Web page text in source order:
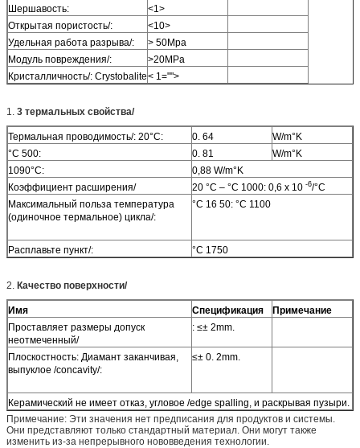
Шершавость:
<1>
Открытая пористость/:
<10>
Удельная работа разрыва/:
> 50Mpa
Модуль повреждения/:
>20MPa
Кристалличность/: Crystobalite< 1="">
1. 3 термальных свойства/
Термальная проводимость/: 20°C: 0. 64
W/m°K
°C 500:
0. 81
W/m°K
1090°C:
0,88 W/m°K
Коэффициент расширения/
20 °C – °C 1000: 0,6 x 10 -6/°C
Максимальный польза температура
(одиночное термальное) цикла/:
°C 16 50: °C 1100
Расплавьте пункт/: °C 1750
2. Качество поверхности/
Имя Спецификация
Примечание
Проставляет размеры допуск
неотмеченный/
: ≤± 2mm.
Плоскостность: Диамант заканчивая,
выпуклое /concavity/:
≤± 0. 2mm.
Керамический не имеет отказ, угловое /edge spalling, и раскрывая пузыри.
Примечание: Эти значения нет предписания для продуктов и системы.
Они представляют только стандартный материал. Они могут также
изменить из-за непрерывного нововведения технологии.